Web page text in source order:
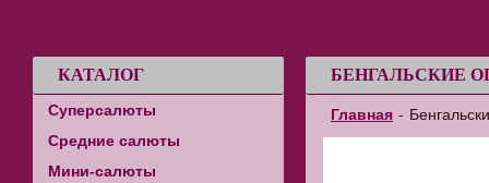
КАТАЛОГ
Суперсалюты
Средние салюты
Мини-салюты
БЕНГАЛЬСКИЕ
Главная -